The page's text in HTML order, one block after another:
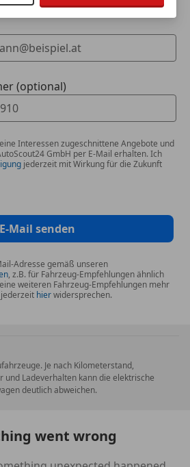
abblendend
(optional)
Interessen zugeschnittene Angebote und
GmbH per E-Mail erhalten. Ich
jederzeit mit Wirkung für die Zukunft
E-Mail senden
Adresse gemäß unseren
, z.B. für Fahrzeug-Empfehlungen ähnlich
weiteren Fahrzeug-Empfehlungen mehr
hierwidersprechen.
Je nach Kilometerstand,
und Ladeverhalten kann die elektrische
deutlich abweichen.
went wrong